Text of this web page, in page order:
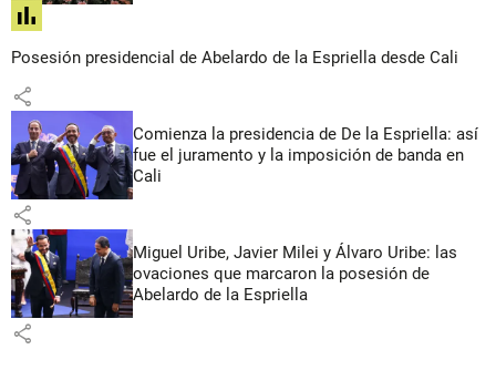
share
Posesión presidencial de Abelardo de la Espriella desde Cali
share
Comienza la presidencia de De la Espriella: así
fue el juramento y la imposición de banda en
Cali
share
Miguel Uribe, Javier Milei y Álvaro Uribe: las
ovaciones que marcaron la posesión de
Abelardo de la Espriella
share